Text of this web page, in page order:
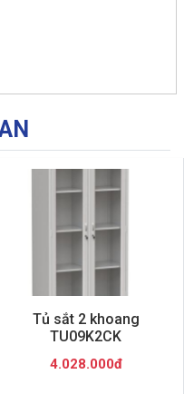
Tủ sắt 2 khoang
TU09K2CK
4.028.000đ